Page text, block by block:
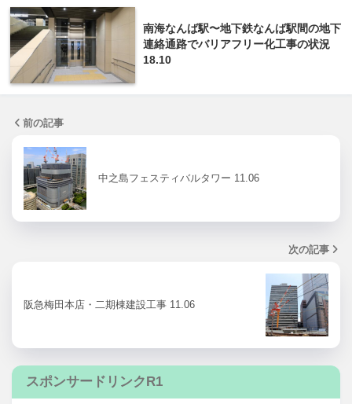
南海なんば駅〜地下鉄なんば駅間の地下
連絡通路でバリアフリー化工事の状況
18.10
前の記事
中之島フェスティバルタワー 11.06
次の記事
阪急梅田本店・二期棟建設工事 11.06
スポンサードリンクR1